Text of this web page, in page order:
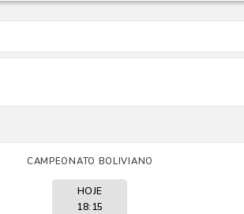
CAMPEONATO BOLIVIANO
HOJE
18:15